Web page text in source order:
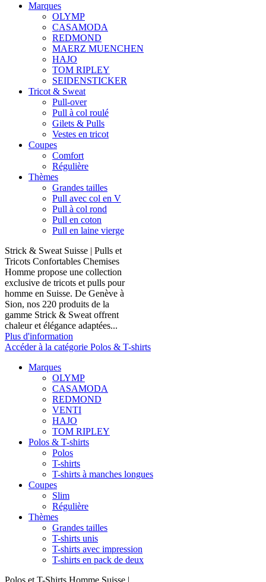
Marques
OLYMP
CASAMODA
REDMOND
MAERZ MUENCHEN
HAJO
TOM RIPLEY
SEIDENSTICKER
Tricot & Sweat
Pull-over
Pull à col roulé
Gilets & Pulls
Vestes en tricot
Coupes
Comfort
Régulière
Thèmes
Grandes tailles
Pull avec col en V
Pull à col rond
Pull en coton
Pull en laine vierge
Strick & Sweat Suisse | Pulls et
Tricots Confortables Chemises
Homme propose une collection
exclusive de tricots et pulls pour
homme en Suisse. De Genève à
Sion, nos 220 produits de la
gamme Strick & Sweat offrent
chaleur et élégance adaptées...
Plus d'information
Accéder à la catégorie Polos & T-shirts
Marques
OLYMP
CASAMODA
REDMOND
VENTI
HAJO
TOM RIPLEY
Polos & T-shirts
Polos
T-shirts
T-shirts à manches longues
Coupes
Slim
Régulière
Thèmes
Grandes tailles
T-shirts unis
T-shirts avec impression
T-shirts en pack de deux
Polos et T-Shirts Homme Suisse |